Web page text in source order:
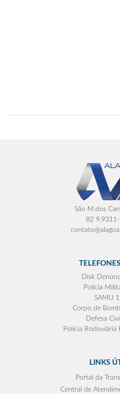
São M.dos
82
Disk
Polícia
SAMU
Corpo de
Defesa
Polícia Rodoviária
LINKS
Portal da
Central de